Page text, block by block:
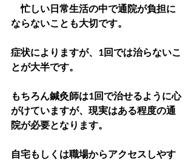
忙しい日常生活の中で通院が負担に
ならないことも大切です。
症状によりますが、1回では治らないこ
とが大半です。
もちろん鍼灸師は1回で治せるように心
がけていますが、現実はある程度の通
院が必要となります。
自宅もしくは職場からアクセスしやす